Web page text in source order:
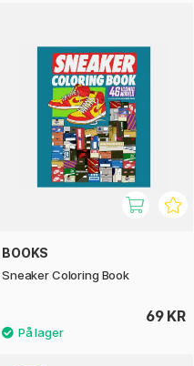
BOOKS
Sneaker Coloring Book
69 KR